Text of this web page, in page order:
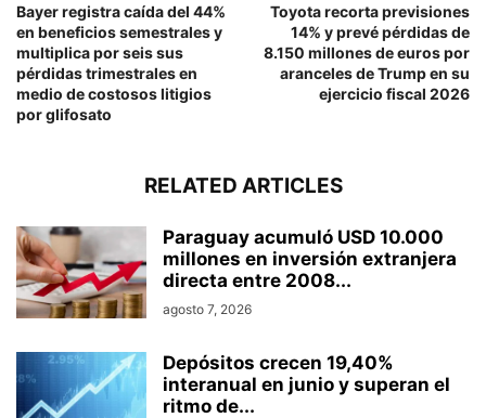
Bayer registra caída del 44%
en beneficios semestrales y
multiplica por seis sus
pérdidas trimestrales en
medio de costosos litigios
por glifosato
Toyota recorta previsiones
14% y prevé pérdidas de
8.150 millones de euros por
aranceles de Trump en su
ejercicio fiscal 2026
RELATED ARTICLES
Paraguay acumuló USD 10.000
millones en inversión extranjera
directa entre 2008...
agosto 7, 2026
Depósitos crecen 19,40%
interanual en junio y superan el
ritmo de...